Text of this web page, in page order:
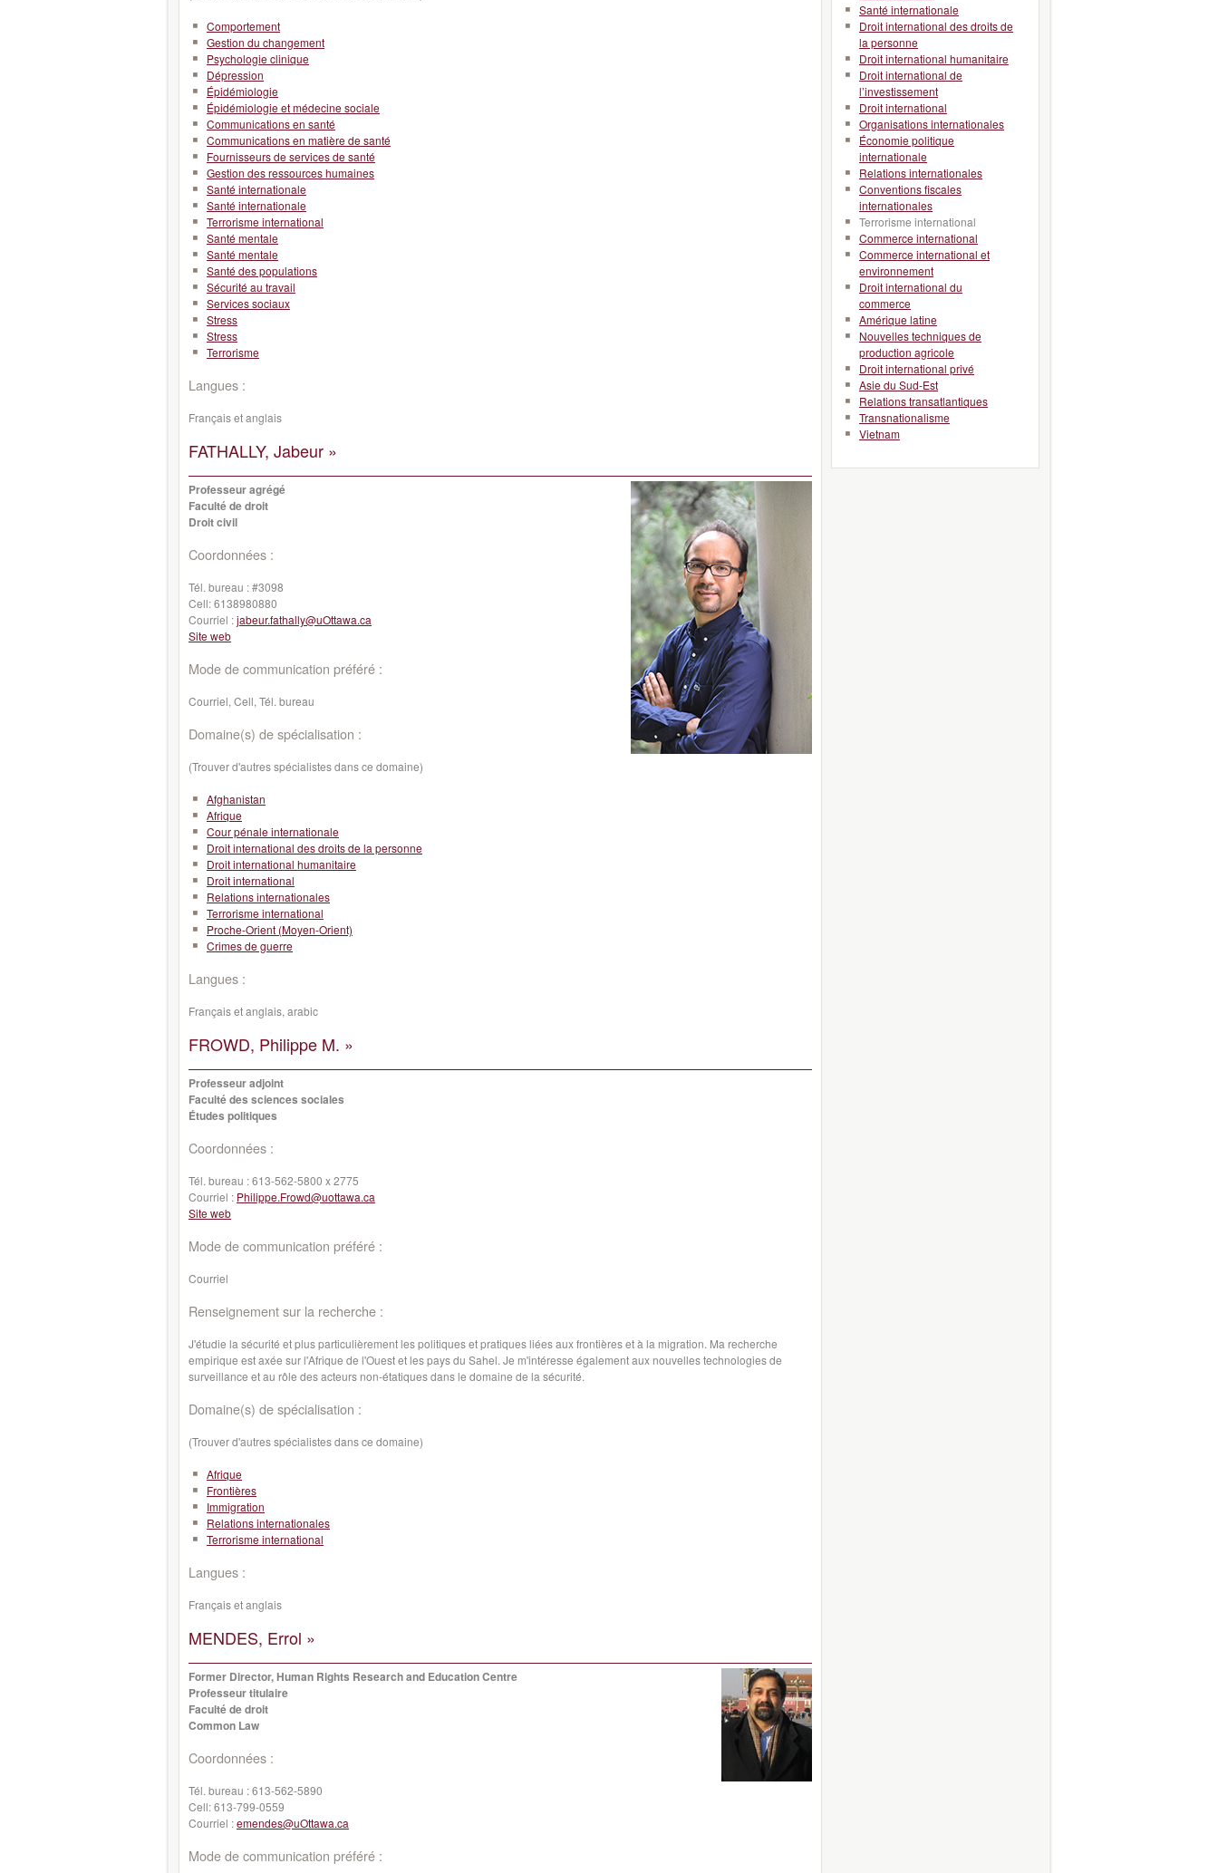
Comportement
Gestion du changement
Psychologie clinique
Dépression
Épidémiologie
Épidémiologie et médecine sociale
Communications en santé
Communications en matière de santé
Fournisseurs de services de santé
Gestion des ressources humaines
Santé internationale
Santé internationale
Terrorisme international
Santé mentale
Santé mentale
Santé des populations
Sécurité au travail
Services sociaux
Stress
Stress
Terrorisme
Langues :
Français et anglais
FATHALLY, Jabeur »
Professeur agrégé
Faculté de droit
Droit civil
Coordonnées :
Tél. bureau :#3098
Cell:6138980880
Courriel :jabeur.fathally@uOttawa.ca
Site web
Mode de communication préféré :
Courriel, Cell, Tél. bureau
Domaine(s) de spécialisation :
(Trouver d'autres spécialistes dans ce domaine)
Afghanistan
Afrique
Cour pénale internationale
Droit international des droits de la personne
Droit international humanitaire
Droit international
Relations internationales
Terrorisme international
Proche-Orient (Moyen-Orient)
Crimes de guerre
Langues :
Français et anglais, arabic
FROWD, Philippe M. »
Professeur adjoint
Faculté des sciences sociales
Études politiques
Coordonnées :
Tél. bureau :613-562-5800 x 2775
Courriel : Philippe.Frowd@uottawa.ca
Site web
Mode de communication préféré :
Courriel
Renseignement sur la recherche :
J'étudie la sécurité et plus particulièrement les politiques et pratiques liées aux frontières et à la migration. Ma recherche
empirique est axée sur l'Afrique de l'Ouest et les pays du Sahel. Je m'intéresse également aux nouvelles technologies de
surveillance et au rôle des acteurs non-étatiques dans le domaine de la sécurité.
Domaine(s) de spécialisation :
(Trouver d'autres spécialistes dans ce domaine)
Afrique
Frontières
Immigration
Relations internationales
Terrorisme international
Langues :
Français et anglais
MENDES, Errol »
Former Director, Human Rights Research and Education Centre
Professeur titulaire
Faculté de droit
Common Law
Coordonnées :
Tél. bureau :613-562-5890
Cell:613-799-0559
Courriel :emendes@uOttawa.ca
Mode de communication préféré :
Santé internationale
Droit international des droits de
la personne
Droit international humanitaire
Droit international de
l’investissement
Droit international
Organisations internationales
Économie politique
internationale
Relations internationales
Conventions fiscales
internationales
Terrorisme international
Commerce international
Commerce international et
environnement
Droit international du
commerce
Amérique latine
Nouvelles techniques de
production agricole
Droit international privé
Asie du Sud-Est
Relations transatlantiques
Transnationalisme
Vietnam